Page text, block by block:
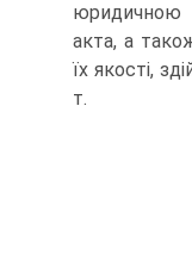
юридичною
акта, а
їх якості,
т.